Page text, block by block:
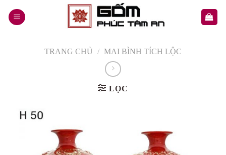
TRANG CHỦ / MAI BÌNH TÍCH LỘC
LỌC